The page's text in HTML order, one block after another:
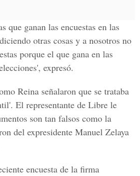
que ganan las encuestas en las
otras cosas y a nosotros no
porque el que gana en las
expresó.
Reina señalaron que se trataba
El representante de Libre le
son tan falsos como la
del expresidente Manuel Zelaya
encuesta de la firma